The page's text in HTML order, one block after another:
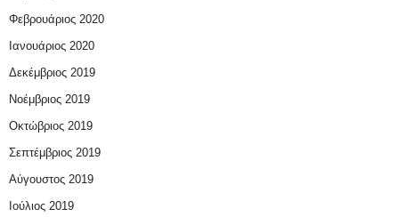
Φεβρουάριος 2020
Ιανουάριος 2020
Δεκέμβριος 2019
Νοέμβριος 2019
Οκτώβριος 2019
Σεπτέμβριος 2019
Αύγουστος 2019
Ιούλιος 2019